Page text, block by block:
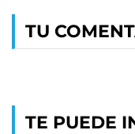
TU
TE PUEDE